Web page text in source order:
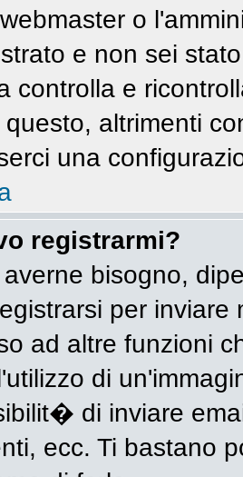
o
e non sei
controlla e
altrimenti
una
registrarmi?
bisogno,
per
ad altre funzioni
di
di inviare
ecc. Ti bastano